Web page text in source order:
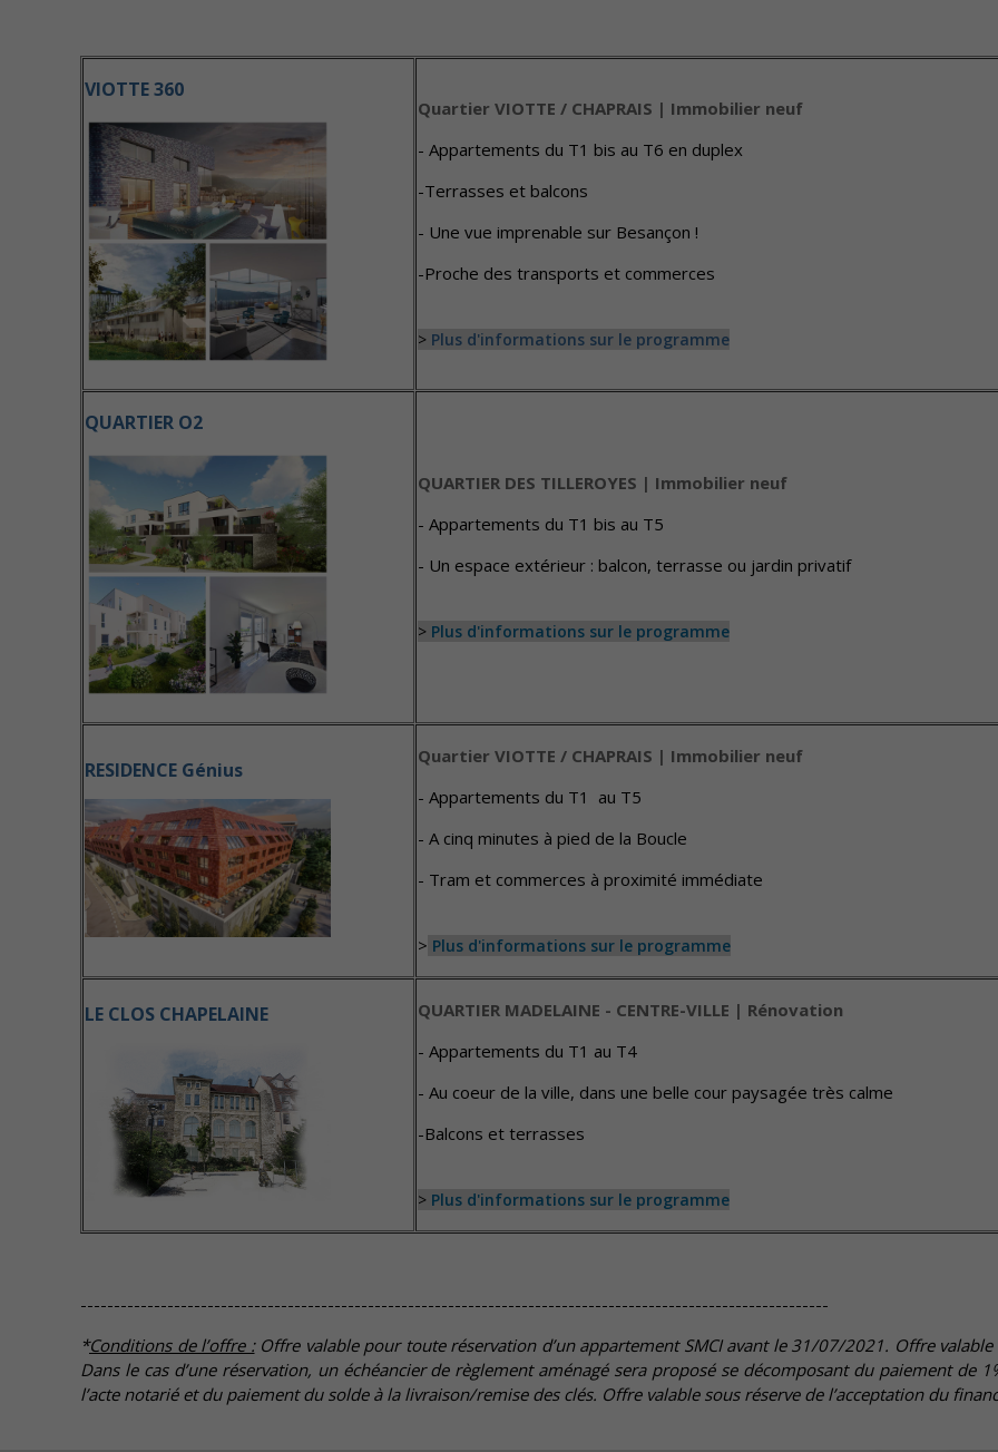
VIOTTE 360
Quartier VIOTTE / CHAPRAIS | Immobilier neuf
- Appartements du T1 bis au T6 en duplex
-Terrasses et balcons
- Une vue imprenable sur Besançon !
-Proche des transports et commerces
> Plus d'informations sur le programme
QUARTIER O2
QUARTIER DES TILLEROYES | Immobilier neuf
- Appartements du T1 bis au T5
- Un espace extérieur : balcon, terrasse ou jardin privatif
> Plus d'informations sur le programme
RESIDENCE Génius
Quartier VIOTTE / CHAPRAIS | Immobilier neuf
- Appartements du T1 au T5
- A cinq minutes à pied de la Boucle
- Tram et commerces à proximité immédiate
> Plus d'informations sur le programme
LE CLOS CHAPELAINE
QUARTIER MADELAINE - CENTRE-VILLE | Rénovation
- Appartements du T1 au T4
- Au coeur de la ville, dans une belle cour paysagée très calme
-Balcons et terrasses
> Plus d'informations sur le programme
----------------------------------------------------------------------------------------------------------------
*Conditions de l’offre :Offre valable pour toute réservation d’un appartement SMCI avant le 31/07/2021. Offre
Dans le cas d’une réservation, un échéancier de règlement aménagé sera proposé se décomposant du paiement de
l’acte notarié et du paiement du solde à la livraison/remise des clés. Offre valable sous réserve de l’acceptation du